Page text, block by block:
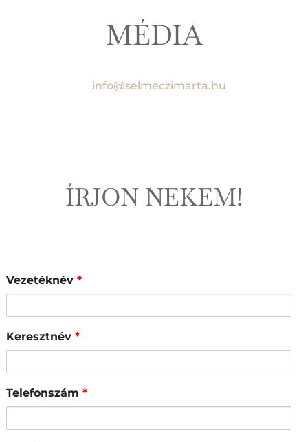
MÉDIA
info@selmeczimarta.hu
ÍRJON NEKEM!
Vezetéknév *
Keresztnév *
Telefonszám *